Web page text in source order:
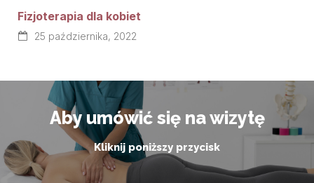
Fizjoterapia dla kobiet
25 października, 2022
Aby umówić się na wizytę
Kliknij poniższy przycisk